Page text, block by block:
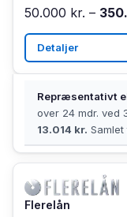
50.000 kr. –
Detaljer
Repræsentativt
over 24 mdr. ved
13.014 kr.
Flerelån